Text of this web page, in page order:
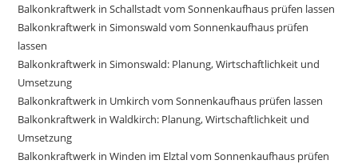
Balkonkraftwerk in Schallstadt vom Sonnenkaufhaus prüfen lassen
Balkonkraftwerk in Simonswald vom Sonnenkaufhaus prüfen
lassen
Balkonkraftwerk in Simonswald: Planung, Wirtschaftlichkeit und
Umsetzung
Balkonkraftwerk in Umkirch vom Sonnenkaufhaus prüfen lassen
Balkonkraftwerk in Waldkirch: Planung, Wirtschaftlichkeit und
Umsetzung
Balkonkraftwerk in Winden im Elztal vom Sonnenkaufhaus prüfen